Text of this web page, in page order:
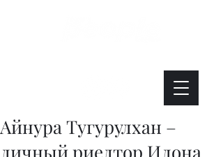
Айнура Тугурулхан –
личный риелтор Илона